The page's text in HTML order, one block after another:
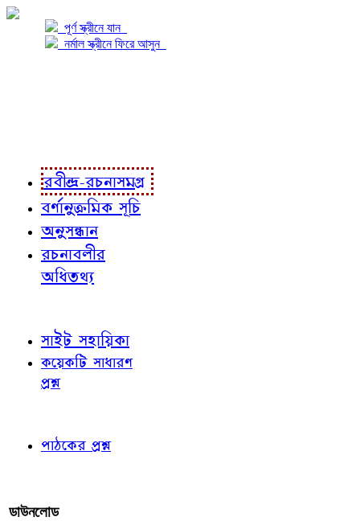
পূর্ণ স্ক্রীনে যান
নর্মাল স্ক্রীনে ফিরে আসুন
রবীন্দ্র-রচনাসমগ্র
বর্ণানুক্রমিক সূচি
অনুসন্ধান
রচনাবলীর
অধিতথ্য
সাইট সহায়িকা
কয়েকটি সাধারণ
প্রশ্ন
পাঠকের প্রশ্ন
ডাউনলোড